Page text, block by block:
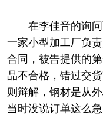
在李佳音的询
一家小型加工厂负
合同，被告提供的
品不合格，错过交
则辩解，钢材是从
当时没说订单这么急